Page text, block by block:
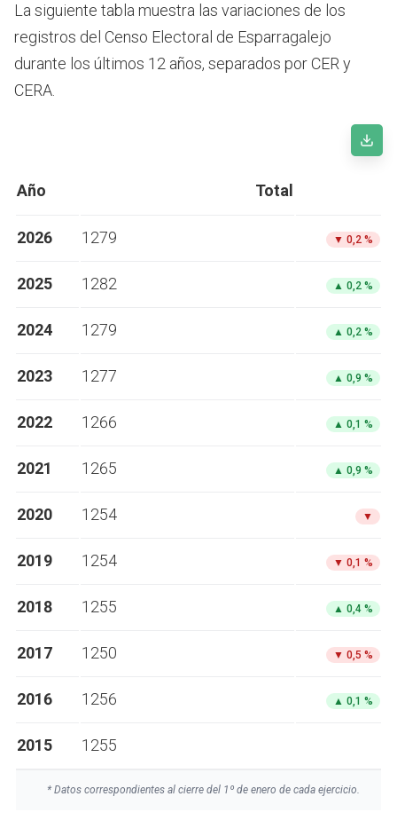
La siguiente tabla muestra las variaciones de los
registros del Censo Electoral de Esparragalejo
durante los últimos 12 años, separados por CER y
CERA.
Año Total
2026 1279 ▼ 0,2 %
2025 1282 ▲ 0,2 %
2024 1279 ▲ 0,2 %
2023 1277 ▲ 0,9 %
2022 1266 ▲ 0,1 %
2021 1265 ▲ 0,9 %
2020 1254 ▼
2019 1254 ▼ 0,1 %
2018 1255 ▲ 0,4 %
2017 1250 ▼ 0,5 %
2016 1256 ▲ 0,1 %
2015 1255
* Datos correspondientes al cierre del 1º de enero de cada ejercicio.